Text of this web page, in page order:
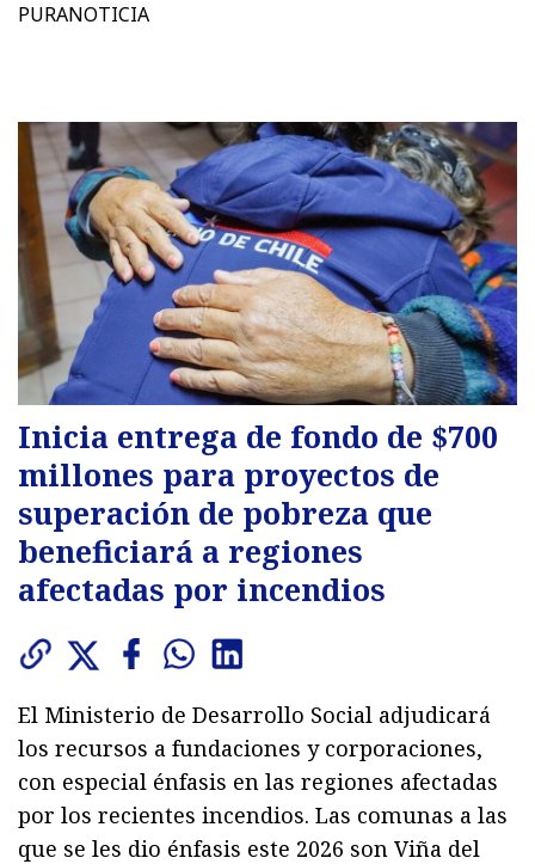
PURANOTICIA
Inicia entrega de fondo de $700
millones para proyectos de
superación de pobreza que
beneficiará a regiones
afectadas por incendios
El Ministerio de Desarrollo Social adjudicará
los recursos a fundaciones y corporaciones,
con especial énfasis en las regiones afectadas
por los recientes incendios. Las comunas a las
que se les dio énfasis este 2026 son Viña del